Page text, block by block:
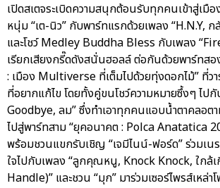
เปิดสเตจระเบิดความสนุกต้อนรับทุกคนเข้าสู่เมื
หนุ่ม “เต-นิว” กับพาร์ทแรกด้วยเพลง “H.N.Y, ก
และโชว์ Medley Buddha Bless กับเพลง
เรียกเสียงกรี๊ดดังสนั่นฮอลล์ ต่อกันด้วยพาร์ทส
: เมือง Multiverse ที่เต็มไปด้วยทุ่งดอกไม้” ที่วา
ที่อยากแก้ไข โดยทั้งคู่ขนโชว์ความหมายซึ้งๆ ไป
Goodbye, ลม” ซึ่งทำเอาทุกคนแอบน้ำตาคลอตา
ไปสู่พาร์ทสาม “ยุคอนาคต : Polca Anatatica
พร้อมชวนแขกรับเชิญ “เจมีไนน์-ฟอร์ด” ร่วมเน
ใจไปกับเพลง “ลูกคุณหนู, Knock Knock, ใกล้
Handle)” และชวน “มุก” มาร่วมเซอร์ไพรส์เหล่า